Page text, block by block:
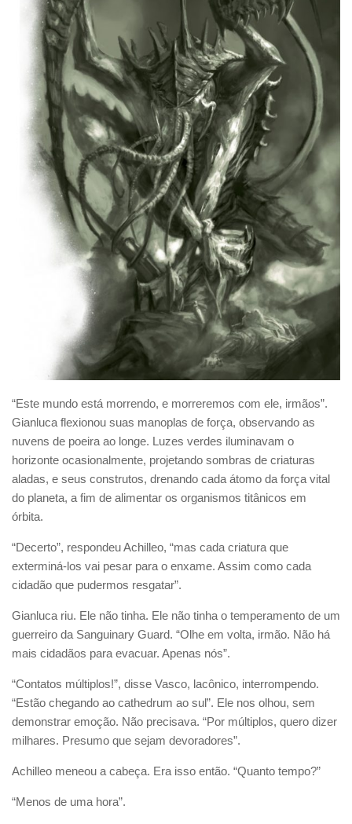
“Este mundo está morrendo, e morreremos com ele, irmãos”.
Gianluca flexionou suas manoplas de força, observando as
nuvens de poeira ao longe. Luzes verdes iluminavam o
horizonte ocasionalmente, projetando sombras de criaturas
aladas, e seus construtos, drenando cada átomo da força vital
do planeta, a fim de alimentar os organismos titânicos em
órbita.
“Decerto”, respondeu Achilleo, “mas cada criatura que
exterminá-los vai pesar para o enxame. Assim como cada
cidadão que pudermos resgatar”.
Gianluca riu. Ele não tinha. Ele não tinha o temperamento de um
guerreiro da Sanguinary Guard. “Olhe em volta, irmão. Não há
mais cidadãos para evacuar. Apenas nós”.
“Contatos múltiplos!”, disse Vasco, lacônico, interrompendo.
“Estão chegando ao cathedrum ao sul”. Ele nos olhou, sem
demonstrar emoção. Não precisava. “Por múltiplos, quero dizer
milhares. Presumo que sejam devoradores”.
Achilleo meneou a cabeça. Era isso então. “Quanto tempo?”
“Menos de uma hora”.